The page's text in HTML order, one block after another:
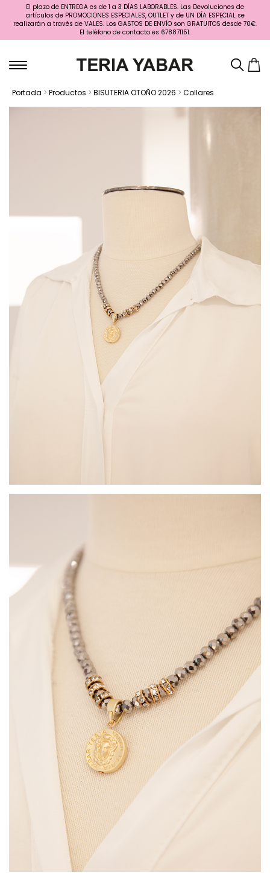
El plazo de ENTREGA es de 1 a 3 DÍAS LABORABLES. Las Devoluciones de
artículos de PROMOCIONES ESPECIALES, OUTLET y de UN DÍA ESPECIAL se
realizarán a través de VALES. Los GASTOS DE ENVÍO son GRATUITOS desde 70€.
El teléfono de contacto es 678871151.
Portada > Productos > BISUTERIA OTOÑO 2026 > Collares